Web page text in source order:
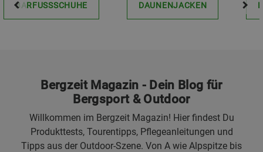
BARFUSSSCHUHE DAUNENJACKEN
Bergzeit Magazin - Dein Blog für
Bergsport & Outdoor
Willkommen im Bergzeit Magazin! Hier findest Du
Produkttests, Tourentipps, Pflegeanleitungen und
Tipps aus der Outdoor-Szene. Von A wie Alpspitze bis